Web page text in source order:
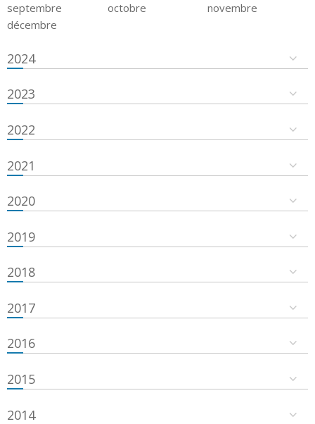
septembre
octobre
novembre
décembre
2024
2023
2022
2021
2020
2019
2018
2017
2016
2015
2014